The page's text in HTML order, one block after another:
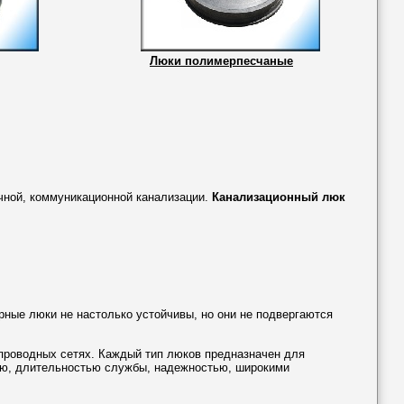
Люки полимерпесчаные
коммуникационной канализации. Канализационный люк
люки не настолько устойчивы, но они не подвергаются
сетях. Каждый тип люков предназначен для
длительностью службы, надежностью, широкими